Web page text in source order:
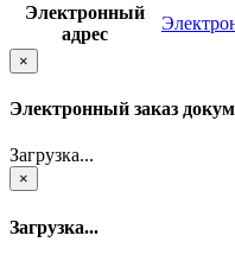
Электронный
адрес
×
Электронный заказ
Загрузка...
×
Загрузка...